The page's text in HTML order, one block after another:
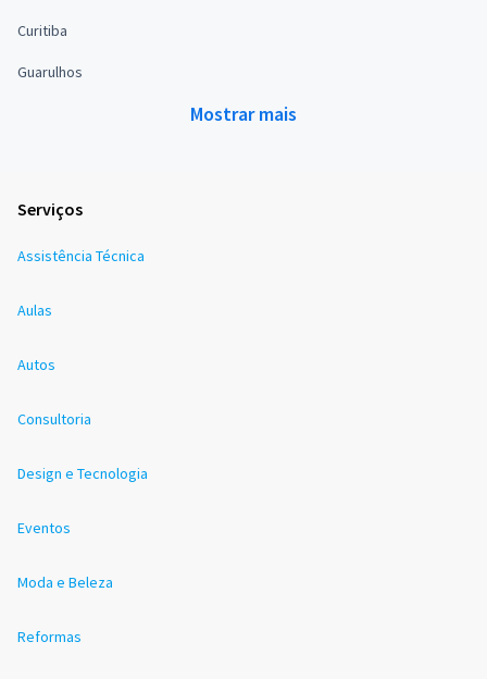
Curitiba
Guarulhos
Mostrar mais
Serviços
Assistência Técnica
Aulas
Autos
Consultoria
Design e Tecnologia
Eventos
Moda e Beleza
Reformas